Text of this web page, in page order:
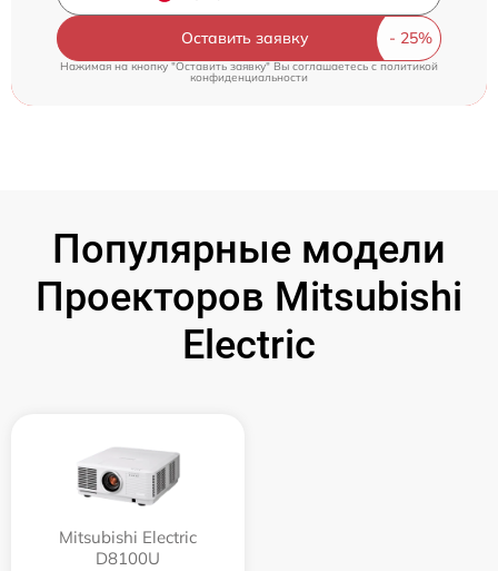
Оставить заявку
Нажимая на кнопку "Оставить заявку" Вы соглашаетесь c политикой
конфиденциальности
Популярные модели
Проекторов Mitsubishi
Electric
Mitsubishi Electric
D8100U